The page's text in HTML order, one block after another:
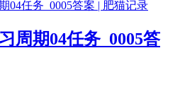
周期04任务_0005答